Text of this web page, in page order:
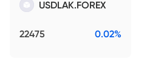
USDLAK.FOREX
22475 0.02%